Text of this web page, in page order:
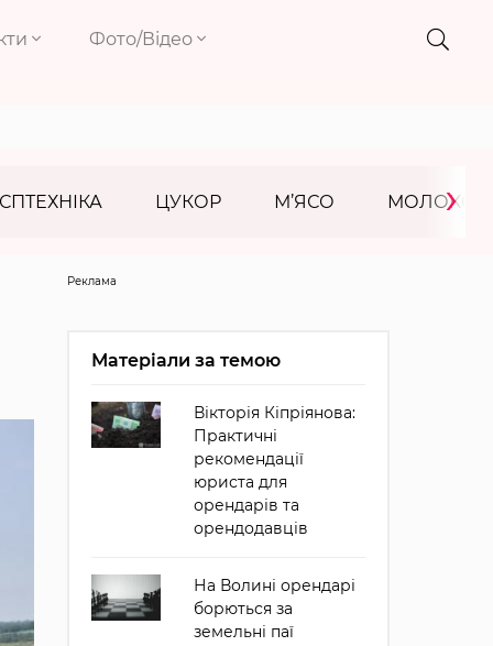
Фото/Відео
ЦУКОР М’ЯСО МОЛОКО
›
Реклама
Матеріали за темою
Вікторія Кіпріянова:
Практичні
рекомендації
юриста для
орендарів та
орендодавців
На Волині орендарі
борються за
земельні паї